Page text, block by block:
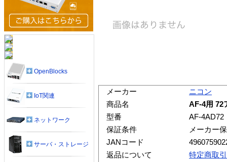
メーカー
ニコン
商品名
AF-4用 72
型番
AF-4AD72
保証条件
メーカー
JANコード
返品について
特定商取
OpenBlocks
IoT関連
ネットワーク
サーバ・ストレージ